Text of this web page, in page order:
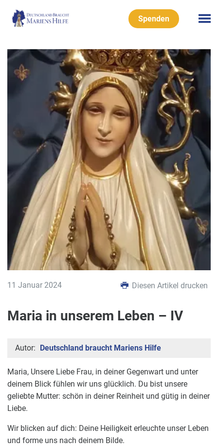
Spenden
11 Januar 2024 Diesen Artikel drucken
Maria in unserem Leben – IV
Autor: Deutschland braucht Mariens Hilfe
Maria, Unsere Liebe Frau, in deiner Gegenwart und unter
deinem Blick fühlen wir uns glücklich. Du bist unsere
geliebte Mutter: schön in deiner Reinheit und gütig in deiner
Liebe.
Wir blicken auf dich: Deine Heiligkeit erleuchte unser Leben
und forme uns nach deinem Bilde.